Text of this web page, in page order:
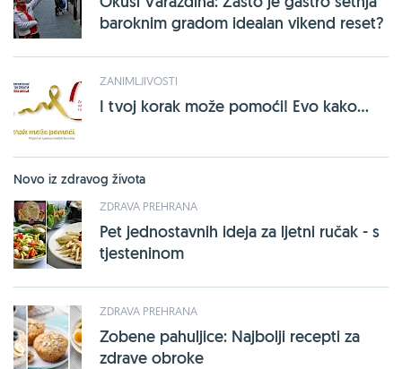
baroknim gradom idealan vikend reset?
ZANIMLJIVOSTI
I tvoj korak može pomoći! Evo kako...
Novo iz zdravog života
ZDRAVA PREHRANA
Pet jednostavnih ideja za ljetni ručak - s
tjesteninom
ZDRAVA PREHRANA
Zobene pahuljice: Najbolji recepti za
zdrave obroke